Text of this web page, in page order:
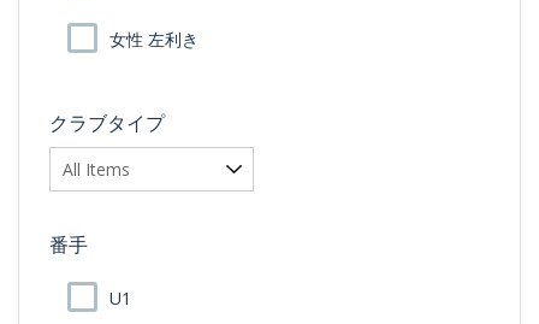
女性 左利き
クラブタイプ
番手
U1